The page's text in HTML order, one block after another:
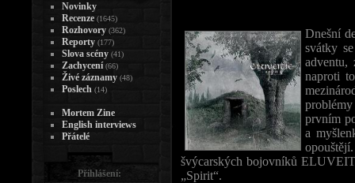
Dnešní
svátky
adventu,
naproti
problémy
prvním
a
švýcarských bojovníků
„Spirit“.
Novinky
Recenze (1645)
Rozhovory (362)
Reporty (177)
Slova scény (41)
Zachycení (66)
Živé záznamy (48)
Poslech (14)
Mortem Zine
English interviews
Přátelé
Přihlášení: